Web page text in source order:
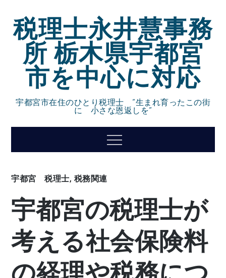
content
税理士永井慧事務
所 栃木県宇都宮
市を中心に対応
宇都宮市在住のひとり税理士 ”生まれ育ったこの街
に 小さな恩返しを”
Menu
宇都宮 税理士, 税務関連
宇都宮の税理士が
考える社会保険料
の経理や税務につ